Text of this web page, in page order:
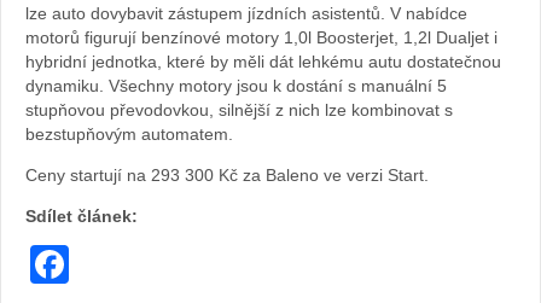
lze auto dovybavit zástupem jízdních asistentů. V nabídce
motorů figurují benzínové motory 1,0l Boosterjet, 1,2l Dualjet i
hybridní jednotka, které by měli dát lehkému autu dostatečnou
dynamiku. Všechny motory jsou k dostání s manuální 5
stupňovou převodovkou, silnější z nich lze kombinovat s
bezstupňovým automatem.
Ceny startují na 293 300 Kč za Baleno ve verzi Start.
Sdílet článek: